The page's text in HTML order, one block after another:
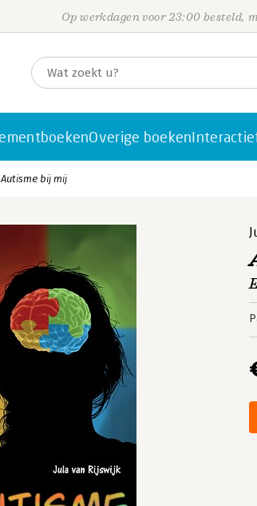
Op werkdagen voor 23:00 besteld,
Overige boeken
Autisme bij mij